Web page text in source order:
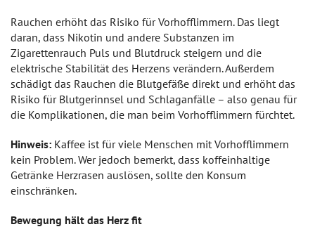
Rauchen erhöht das Risiko für Vorhofflimmern. Das liegt
daran, dass Nikotin und andere Substanzen im
Zigarettenrauch Puls und Blutdruck steigern und die
elektrische Stabilität des Herzens verändern. Außerdem
schädigt das Rauchen die Blutgefäße direkt und erhöht das
Risiko für Blutgerinnsel und Schlaganfälle – also genau für
die Komplikationen, die man beim Vorhofflimmern fürchtet.
Hinweis: Kaffee ist für viele Menschen mit Vorhofflimmern
kein Problem. Wer jedoch bemerkt, dass koffeinhaltige
Getränke Herzrasen auslösen, sollte den Konsum
einschränken.
Bewegung hält das Herz fit